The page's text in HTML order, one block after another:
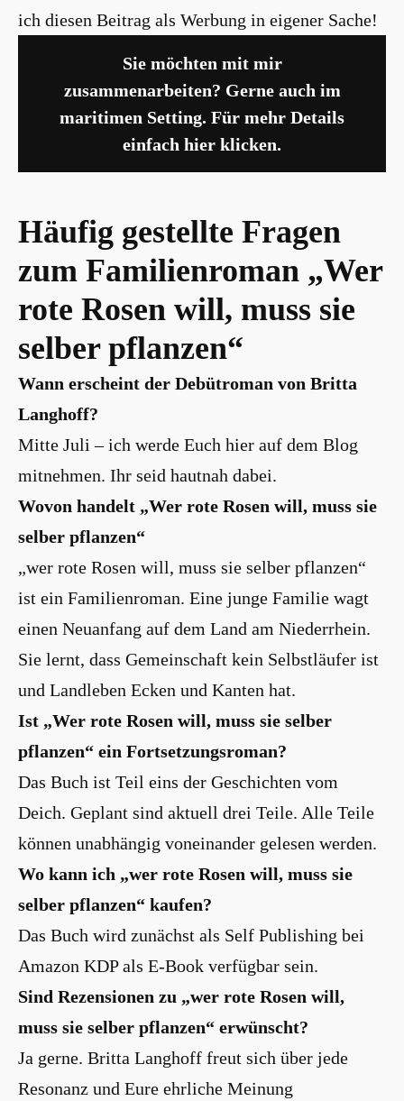
ich diesen Beitrag als Werbung in eigener Sache!
Sie möchten mit mir
zusammenarbeiten? Gerne auch im
maritimen Setting. Für mehr Details
einfach hier klicken.
Häufig gestellte Fragen
zum Familienroman „Wer
rote Rosen will, muss sie
selber pflanzen“
Wann erscheint der Debütroman von Britta
Langhoff?
Mitte Juli – ich werde Euch hier auf dem Blog
mitnehmen. Ihr seid hautnah dabei.
Wovon handelt „Wer rote Rosen will, muss sie
selber pflanzen“
„wer rote Rosen will, muss sie selber pflanzen“
ist ein Familienroman. Eine junge Familie wagt
einen Neuanfang auf dem Land am Niederrhein.
Sie lernt, dass Gemeinschaft kein Selbstläufer ist
und Landleben Ecken und Kanten hat.
Ist „Wer rote Rosen will, muss sie selber
pflanzen“ ein Fortsetzungsroman?
Das Buch ist Teil eins der Geschichten vom
Deich. Geplant sind aktuell drei Teile. Alle Teile
können unabhängig voneinander gelesen werden.
Wo kann ich „wer rote Rosen will, muss sie
selber pflanzen“ kaufen?
Das Buch wird zunächst als Self Publishing bei
Amazon KDP als E-Book verfügbar sein.
Sind Rezensionen zu „wer rote Rosen will,
muss sie selber pflanzen“ erwünscht?
Ja gerne. Britta Langhoff freut sich über jede
Resonanz und Eure ehrliche Meinung